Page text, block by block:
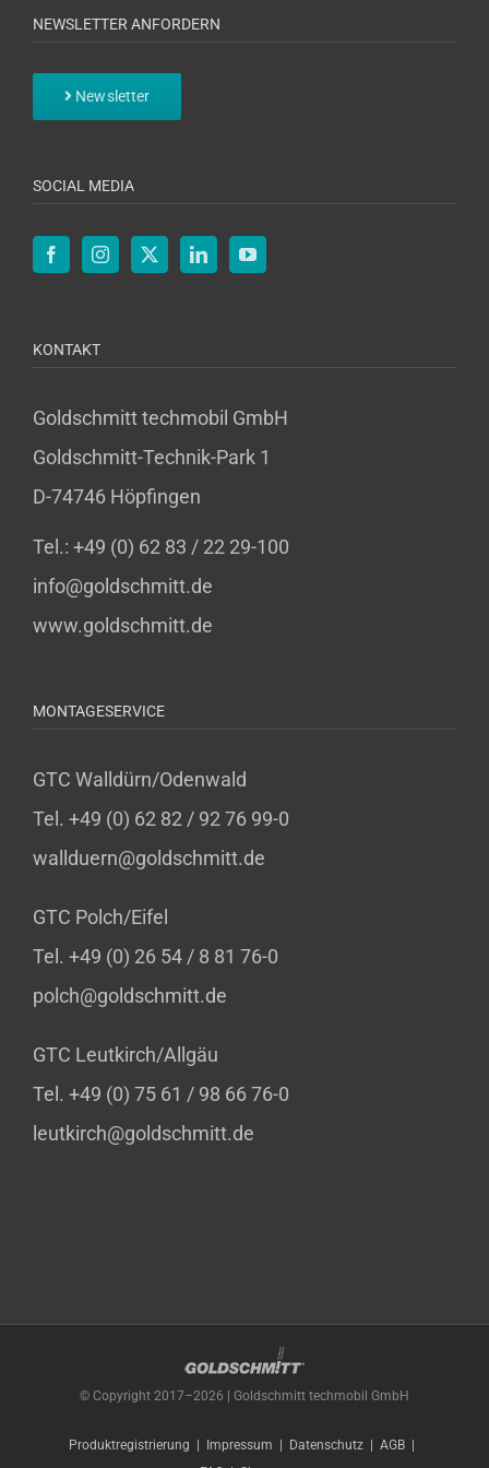
NEWSLETTER ANFORDERN
Newsletter
SOCIAL MEDIA
KONTAKT
Goldschmitt techmobil GmbH
Goldschmitt-Technik-Park 1
D-74746 Höpfingen
Tel.: +49 (0) 62 83 / 22 29-100
info@goldschmitt.de
www.goldschmitt.de
MONTAGESERVICE
GTC Walldürn/Odenwald
Tel. +49 (0) 62 82 / 92 76 99-0
wallduern@goldschmitt.de
GTC Polch/Eifel
Tel. +49 (0) 26 54 / 8 81 76-0
polch@goldschmitt.de
GTC Leutkirch/Allgäu
Tel. +49 (0) 75 61 / 98 66 76-0
leutkirch@goldschmitt.de
© Copyright 2017–2026 | Goldschmitt techmobil GmbH
Produktregistrierung Impressum Datenschutz
AGB